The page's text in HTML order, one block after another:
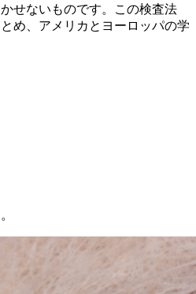
せないものです。この検査法
め、アメリカとヨーロッパの学